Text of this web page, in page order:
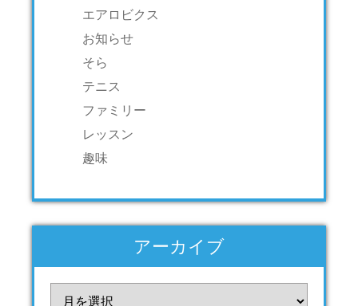
エアロビクス
お知らせ
そら
テニス
ファミリー
レッスン
趣味
アーカイブ